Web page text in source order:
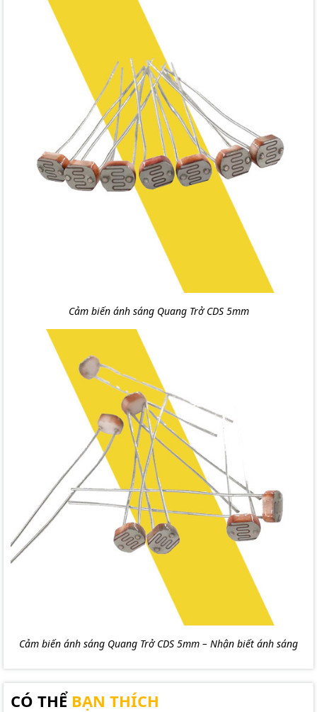
Cảm biến ánh sáng Quang Trở CDS 5mm
Cảm biến ánh sáng Quang Trở CDS 5mm – Nhận biết ánh sáng
CÓ THỂ BẠN THÍCH